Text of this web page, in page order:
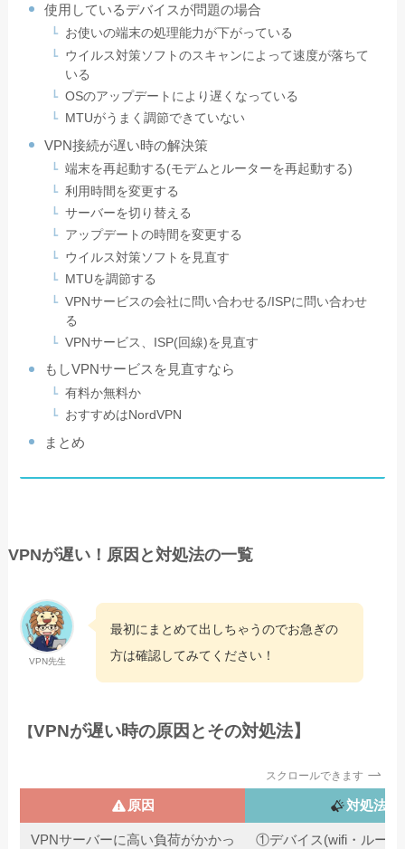
使用しているデバイスが問題の場合
お使いの端末の処理能力が下がっている
ウイルス対策ソフトのスキャンによって速度が落ちて
いる
OSのアップデートにより遅くなっている
MTUがうまく調節できていない
VPN接続が遅い時の解決策
端末を再起動する(モデムとルーターを再起動する)
利用時間を変更する
サーバーを切り替える
アップデートの時間を変更する
ウイルス対策ソフトを見直す
MTUを調節する
VPNサービスの会社に問い合わせる/ISPに問い合わせ
る
VPNサービス、ISP(回線)を見直す
もしVPNサービスを見直すなら
有料か無料か
おすすめはNordVPN
まとめ
VPNが遅い！原因と対処法の一覧
VPN先生
最初にまとめて出しちゃうのでお急ぎの
方は確認してみてください！
【VPNが遅い時の原因とその対処法】
スクロールできます
原因 対処法
VPNサーバーに高い負荷がかかっ
①デバイス(wifi・ルータ